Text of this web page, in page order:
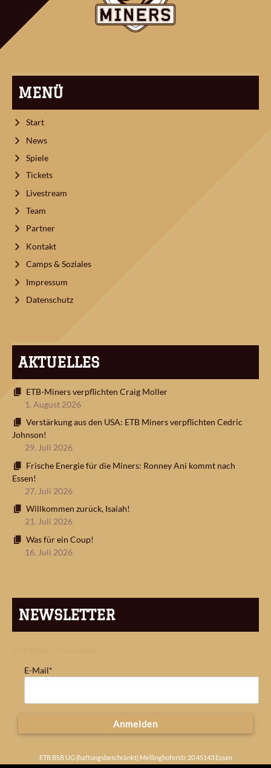
MENÜ
Start
News
Spiele
Tickets
Livestream
Team
Partner
Kontakt
Camps & Soziales
Impressum
Datenschutz
AKTUELLES
ETB-Miners verpflichten Craig Moller
1. August 2026
Verstärkung aus den USA: ETB Miners verpflichten Cedric
Johnson!
29. Juli 2026
Frische Energie für die Miners: Ronney Ani kommt nach
Essen!
27. Juli 2026
Willkommen zurück, Isaiah!
21. Juli 2026
Was für ein Coup!
16. Juli 2026
NEWSLETTER
E-Mail*
Anmelden
ETB BSB UG (haftungsbeschränkt) Mellinghoferstr. 20 45143 Essen